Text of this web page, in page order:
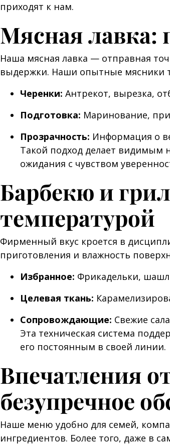
приходят к нам.
Мясная лавка:
Наша мясная лавка — отправная
выдержки. Наши опытные мясники
Черенки: Антрекот, вырезка,
Подготовка: Маринование,
Прозрачность: Информация о
Такой подход делает видимым
ожидания с чувством
Барбекю и
температурой
Фирменный вкус кроется в
приготовления и влажность
Избранное: Фрикадельки,
Целевая ткань:
Сопровождающие: Свежие
Эта техническая система
его постоянным в своей линии.
Впечатления
безупречное
Наше меню удобно для семей,
ингредиентов. Более того, даже в